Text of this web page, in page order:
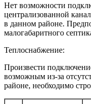
Нет возможности
централизованной
в данном районе.
малогабаритного
Теплоснабжение:
Произвести
возможным из-за
районе, необходимо